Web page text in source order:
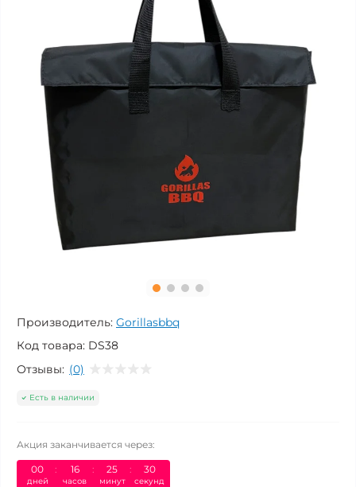
Производитель: Gorillasbbq
Код товара: DS38
Отзывы: (0)
Есть в наличии
Акция заканчивается через:
00
дней
16
часов
25
минут
30
секунд